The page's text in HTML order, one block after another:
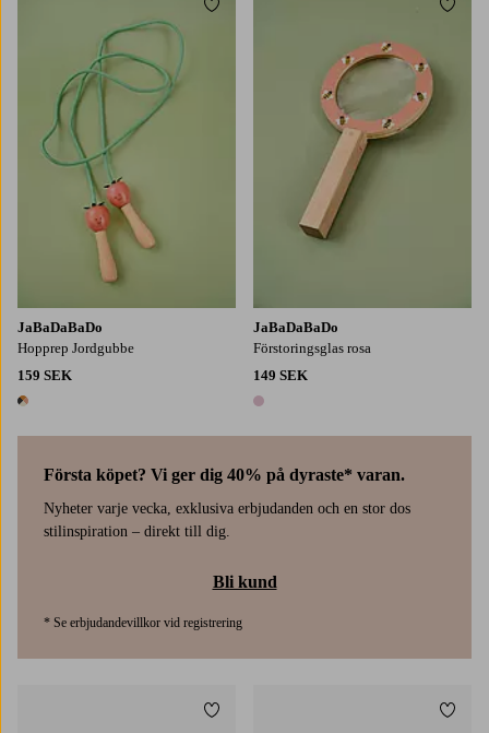
JaBaDaBaDo
Hopprep Jordgubbe
159 SEK
1 färg
Lägg till i favoriter
Första köpet? Vi ger dig 40% på dyraste* varan.
Nyheter varje vecka, exklusiva erbjudanden och en stor dos
stilinspiration – direkt till dig.
Bli kund
* Se erbjudandevillkor vid registrering
JaBaDaBaDo
Förstoringsglas rosa
149 SEK
1 färg
Lägg till i favoriter